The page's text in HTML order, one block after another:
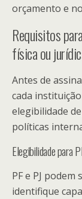
orçamento e
Requisitos
física ou
Antes de
cada
elegibilidade
políticas
Elegibilidade para
PF e PJ
identifique